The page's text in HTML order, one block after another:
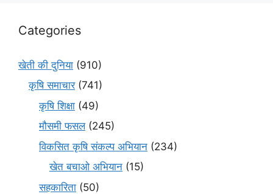
Categories
खेती की दुनिया (910)
कृषि समाचार(741)
कृषि शिक्षा (49)
मौसमी फसल(245)
विकसित कृषि संकल्प अभियान (234)
खेत बचाओ अभियान (15)
सहकारिता (50)